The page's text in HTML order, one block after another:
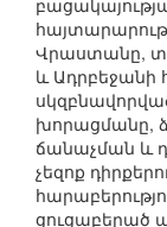
Վրաստանը,
և Ադրբեջանի
խորացմանը,
ճանաչման և
չեզոք
ցուցաբերած